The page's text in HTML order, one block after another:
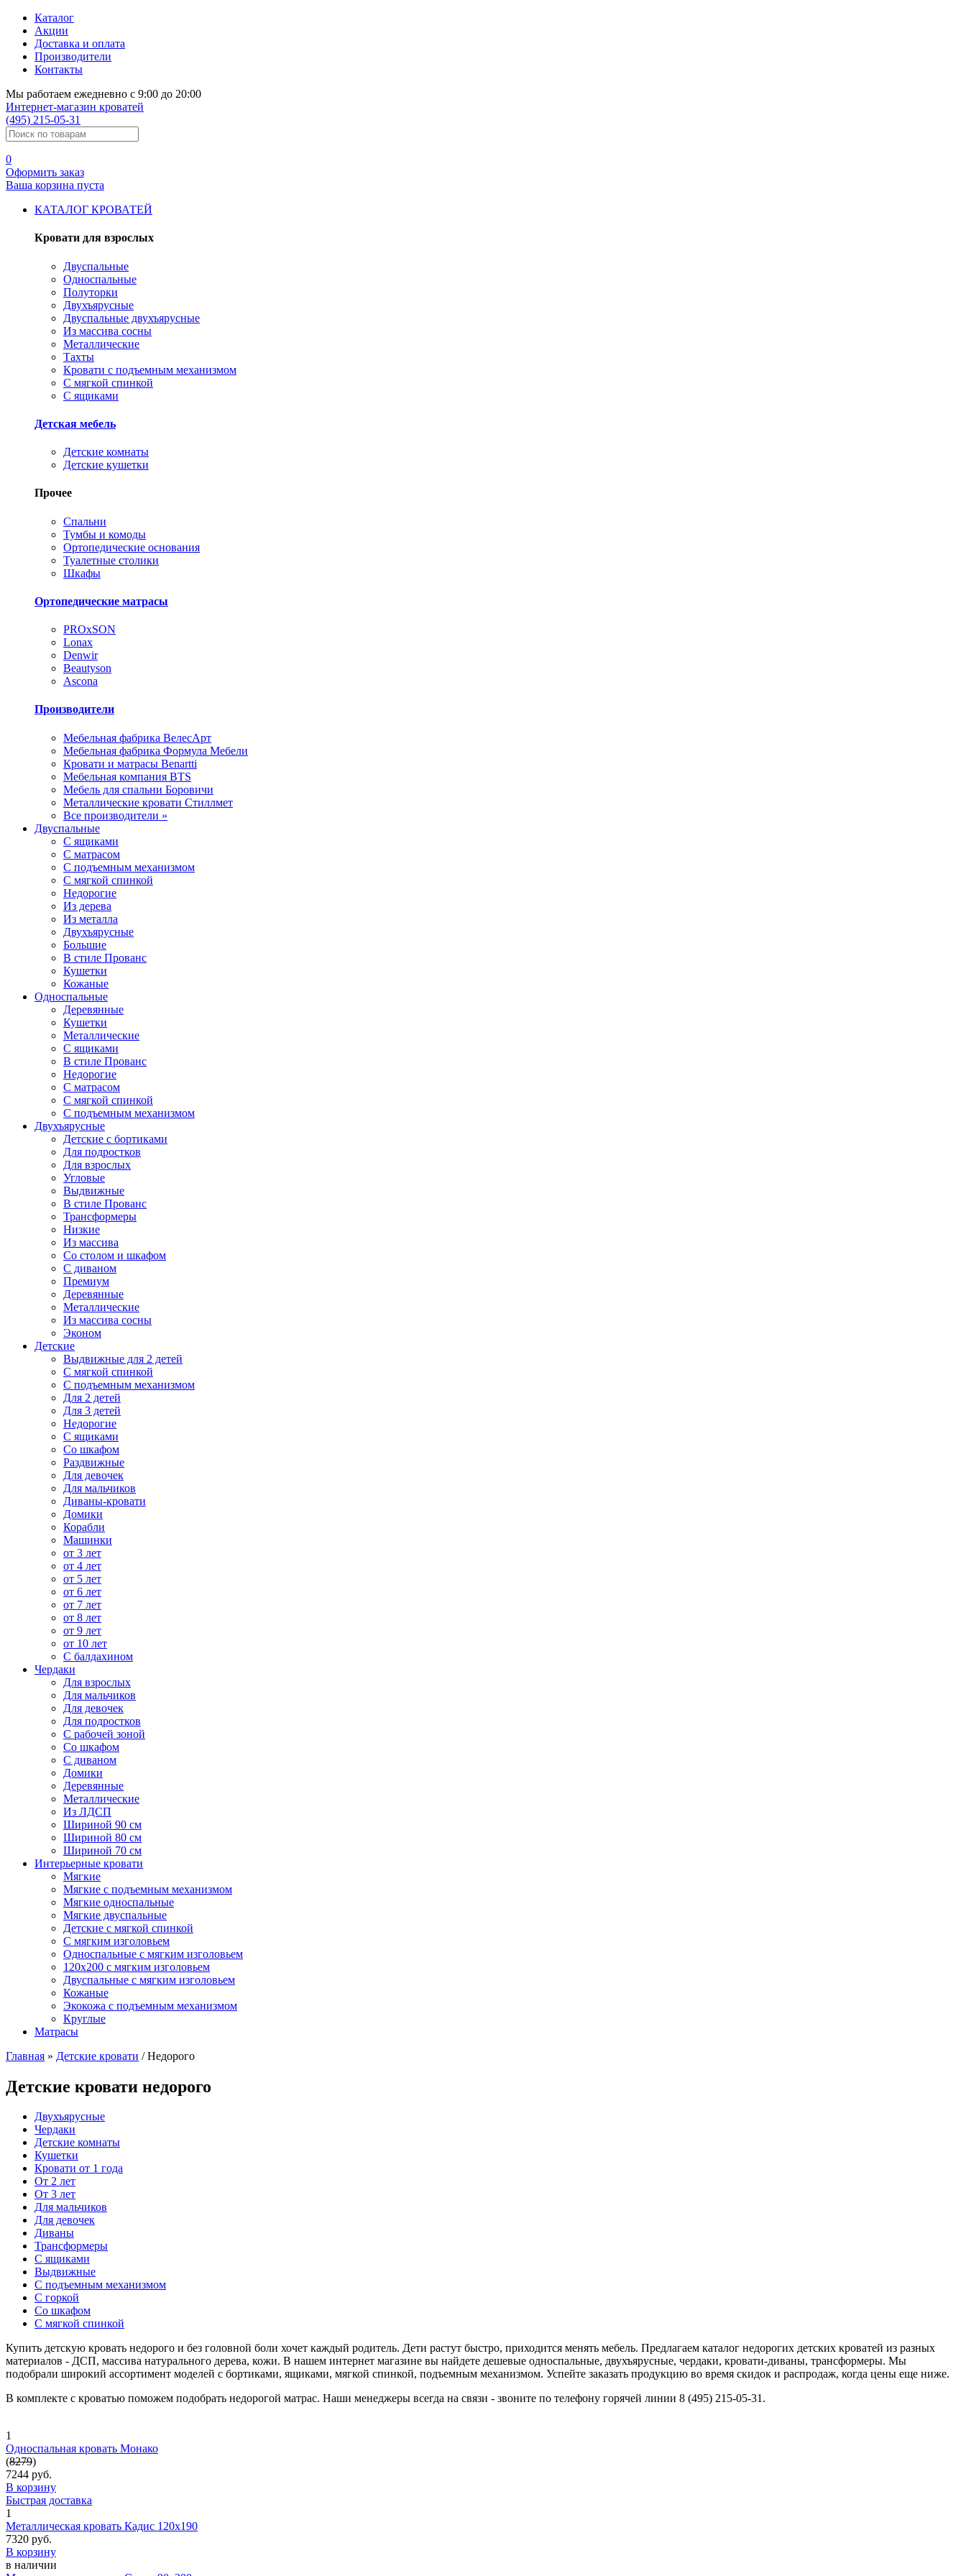
Каталог
Акции
Доставка и оплата
Производители
Контакты
Мы работаем ежедневно с 9:00 до 20:00
Интернет-магазин кроватей
(495) 215-05-31
0
Оформить заказ
Ваша корзина пуста
КАТАЛОГ КРОВАТЕЙ
Кровати для взрослых
Двуспальные
Односпальные
Полуторки
Двухъярусные
Двуспальные двухъярусные
Из массива сосны
Металлические
Тахты
Кровати с подъемным механизмом
С мягкой спинкой
С ящиками
Детская мебель
Детские комнаты
Детские кушетки
Прочее
Спальни
Тумбы и комоды
Ортопедические основания
Туалетные столики
Шкафы
Ортопедические матрасы
PROxSON
Lonax
Denwir
Beautyson
Ascona
Производители
Мебельная фабрика ВелесАрт
Мебельная фабрика Формула Мебели
Кровати и матрасы Benartti
Мебельная компания BTS
Мебель для спальни Боровичи
Металлические кровати Стиллмет
Все производители »
Двуспальные
С ящиками
С матрасом
С подъемным механизмом
С мягкой спинкой
Недорогие
Из дерева
Из металла
Двухъярусные
Большие
В стиле Прованс
Кушетки
Кожаные
Односпальные
Деревянные
Кушетки
Металлические
С ящиками
В стиле Прованс
Недорогие
С матрасом
С мягкой спинкой
С подъемным механизмом
Двухъярусные
Детские с бортиками
Для подростков
Для взрослых
Угловые
Выдвижные
В стиле Прованс
Трансформеры
Низкие
Из массива
Со столом и шкафом
С диваном
Премиум
Деревянные
Металлические
Из массива сосны
Эконом
Детские
Выдвижные для 2 детей
С мягкой спинкой
С подъемным механизмом
Для 2 детей
Для 3 детей
Недорогие
С ящиками
Со шкафом
Раздвижные
Для девочек
Для мальчиков
Диваны-кровати
Домики
Корабли
Машинки
от 3 лет
от 4 лет
от 5 лет
от 6 лет
от 7 лет
от 8 лет
от 9 лет
от 10 лет
С балдахином
Чердаки
Для взрослых
Для мальчиков
Для девочек
Для подростков
С рабочей зоной
Со шкафом
С диваном
Домики
Деревянные
Металлические
Из ЛДСП
Шириной 90 см
Шириной 80 см
Шириной 70 см
Интерьерные кровати
Мягкие
Мягкие с подъемным механизмом
Мягкие односпальные
Мягкие двуспальные
Детские с мягкой спинкой
С мягким изголовьем
Односпальные с мягким изголовьем
120х200 с мягким изголовьем
Двуспальные с мягким изголовьем
Кожаные
Экокожа с подъемным механизмом
Круглые
Матрасы
Главная » Детские кровати / Недорого
Детские кровати недорого
Двухъярусные
Чердаки
Детские комнаты
Кушетки
Кровати от 1 года
От 2 лет
От 3 лет
Для мальчиков
Для девочек
Диваны
Трансформеры
С ящиками
Выдвижные
С подъемным механизмом
С горкой
Со шкафом
С мягкой спинкой
Купить детскую кровать недорого и без головной боли хочет каждый родитель. Дети растут быстро, приходится менять мебель. Предлагаем каталог недорогих детских кроватей из разных
материалов - ДСП, массива натурального дерева, кожи. В нашем интернет магазине вы найдете дешевые односпальные, двухъярусные, чердаки, кровати-диваны, трансформеры. Мы
подобрали широкий ассортимент моделей с бортиками, ящиками, мягкой спинкой, подъемным механизмом. Успейте заказать продукцию во время скидок и распродаж, когда цены еще ниже.
В комплекте с кроватью поможем подобрать недорогой матрас. Наши менеджеры всегда на связи - звоните по телефону горячей линии 8 (495) 215-05-31.
1
Односпальная кровать Монако
(8279)
7244 руб.
В корзину
Быстрая доставка
1
Металлическая кровать Кадис 120х190
7320 руб.
В корзину
в наличии